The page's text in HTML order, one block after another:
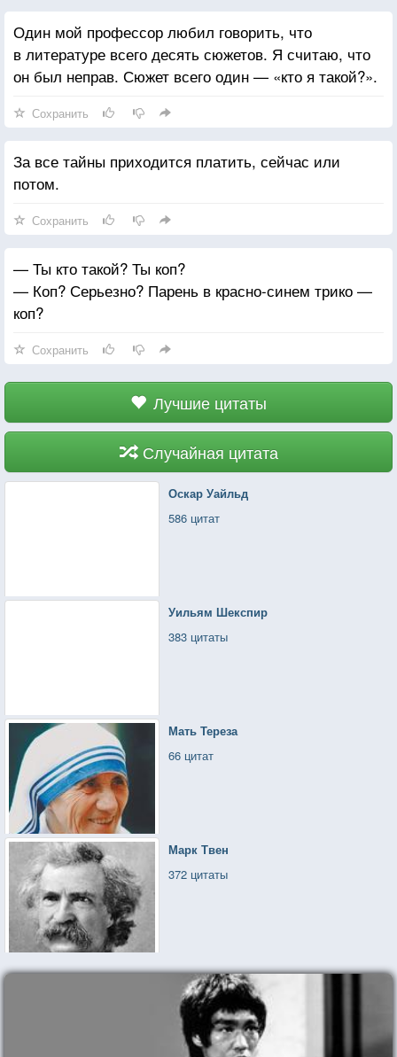
Один мой профессор любил говорить, что
в литературе всего десять сюжетов. Я считаю, что
он был неправ. Сюжет всего один — «кто я такой?».
Сохранить
За все тайны приходится платить, сейчас или
потом.
Сохранить
— Ты кто такой? Ты коп?
— Коп? Серьезно? Парень в красно-синем трико —
коп?
Сохранить
Лучшие цитаты
Случайная цитата
Оскар Уайльд
586 цитат
Уильям Шекспир
383 цитаты
Мать Тереза
66 цитат
Марк Твен
372 цитаты